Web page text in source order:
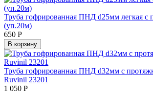
Труба гофрированная ПНД d25мм легкая с
(уп.20м)
650 Р
В корзину
Труба гофрированная ПНД d32мм с
Ruvinil 23201
1 050 Р